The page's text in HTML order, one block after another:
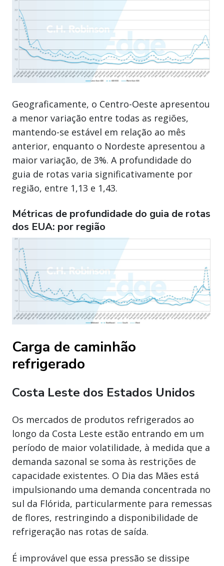
Geograficamente, o Centro-Oeste apresentou
a menor variação entre todas as regiões,
mantendo-se estável em relação ao mês
anterior, enquanto o Nordeste apresentou a
maior variação, de 3%. A profundidade do
guia de rotas varia significativamente por
região, entre 1,13 e 1,43.
Métricas de profundidade do guia de rotas
dos EUA: por região
Carga de caminhão
refrigerado
Costa Leste dos Estados Unidos
Os mercados de produtos refrigerados ao
longo da Costa Leste estão entrando em um
período de maior volatilidade, à medida que a
demanda sazonal se soma às restrições de
capacidade existentes. O Dia das Mães está
impulsionando uma demanda concentrada no
sul da Flórida, particularmente para remessas
de flores, restringindo a disponibilidade de
refrigeração nas rotas de saída.
É improvável que essa pressão se dissipe